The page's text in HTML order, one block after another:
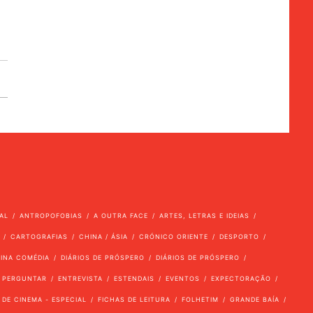
ANTROPOFOBIAS A OUTRA FACE ARTES, LETRAS E IDEIAS
CARTOGRAFIAS CHINA / ÁSIA CRÓNICO ORIENTE DESPORTO
COMÉDIA DIÁRIOS DE PRÓSPERO DIÁRIOS DE PRÓSPERO
ENTREVISTA ESTENDAIS EVENTOS EXPECTORAÇÃO
CINEMA - ESPECIAL FICHAS DE LEITURA FOLHETIM GRANDE BAÍA